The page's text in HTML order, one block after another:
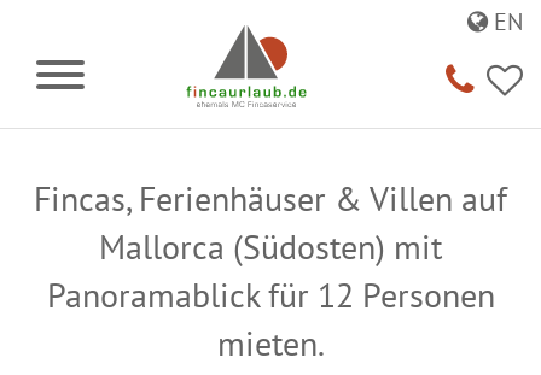
EN
Fincas, Ferienhäuser & Villen auf
Mallorca (Südosten) mit
Panoramablick für 12 Personen
mieten.